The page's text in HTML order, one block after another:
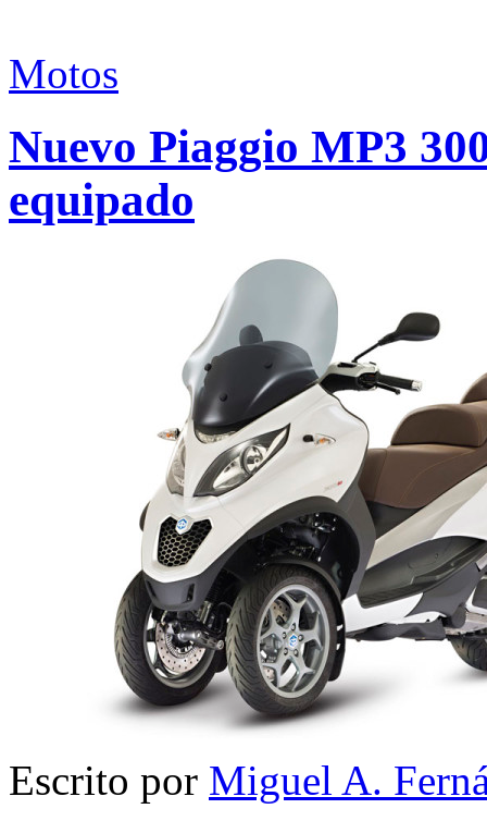
Motos
Nuevo Piaggio MP3
equipado
Escrito por Miguel A.